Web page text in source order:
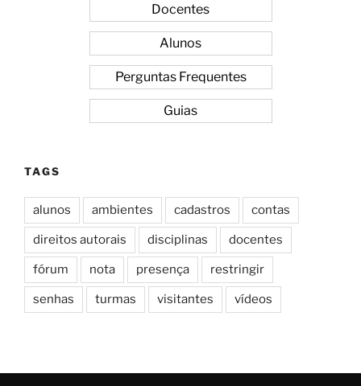
Docentes
Alunos
Perguntas Frequentes
Guias
TAGS
alunos ambientes cadastros contas
direitos autorais disciplinas docentes
fórum nota presença restringir
senhas turmas visitantes vídeos